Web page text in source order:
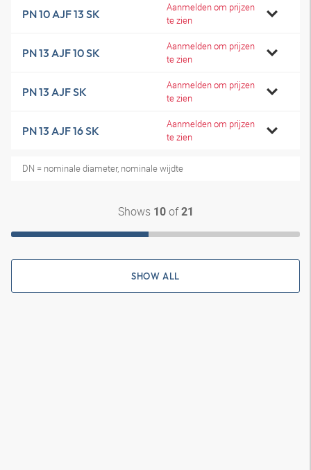
PN 10 AJF 13 SK
Aanmelden om prijzen
te zien
PN 13 AJF 10 SK
Aanmelden om prijzen
te zien
PN 13 AJF SK
Aanmelden om prijzen
te zien
PN 13 AJF 16 SK
Aanmelden om prijzen
te zien
DN = nominale diameter, nominale wijdte
Shows 10of21
SHOW ALL